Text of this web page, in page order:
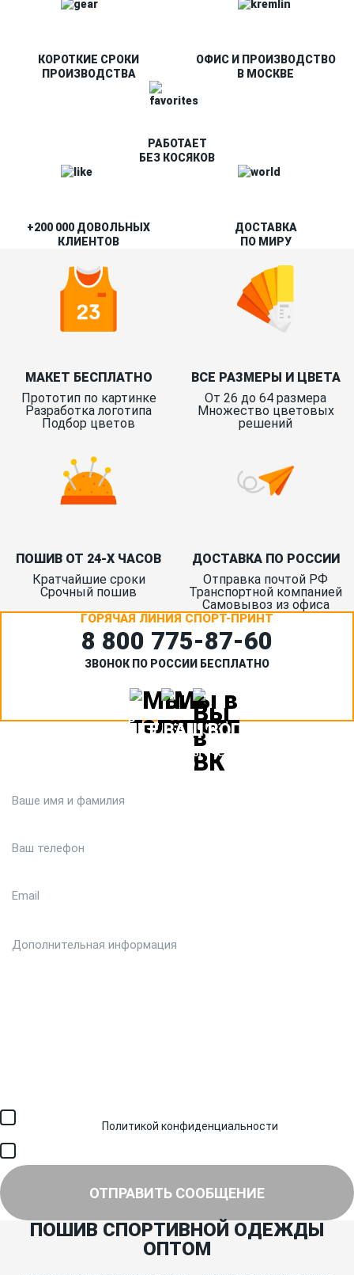
КОРОТКИЕ СРОКИ
ПРОИЗВОДСТВА
ОФИС И ПРОИЗВОДСТВО
В МОСКВЕ
РАБОТАЕТ
БЕЗ КОСЯКОВ
+200 000 ДОВОЛЬНЫХ
КЛИЕНТОВ
ДОСТАВКА
ПО МИРУ
МАКЕТ БЕСПЛАТНО
Прототип по картинке
Разработка логотипа
Подбор цветов
ВСЕ РАЗМЕРЫ И ЦВЕТА
От 26 до 64 размера
Множество цветовых
решений
ПОШИВ ОТ 24-Х ЧАСОВ
Кратчайшие сроки
Срочный пошив
ДОСТАВКА ПО РОССИИ
Отправка почтой РФ
Транспортной компанией
Самовывоз из офиса
ГОРЯЧАЯ ЛИНИЯ СПОРТ-ПРИНТ
8 800 775‑87-60
ЗВОНОК ПО РОССИИ БЕСПЛАТНО
ЗАДАЙТЕ ВАШ ВОПРОС
Или кратко опишите ситуацию. Мы очень быстро свяжемся с
вами :)
Политикой конфиденциальности
ОТПРАВИТЬ СООБЩЕНИЕ
ПОШИВ СПОРТИВНОЙ ОДЕЖДЫ
ОПТОМ